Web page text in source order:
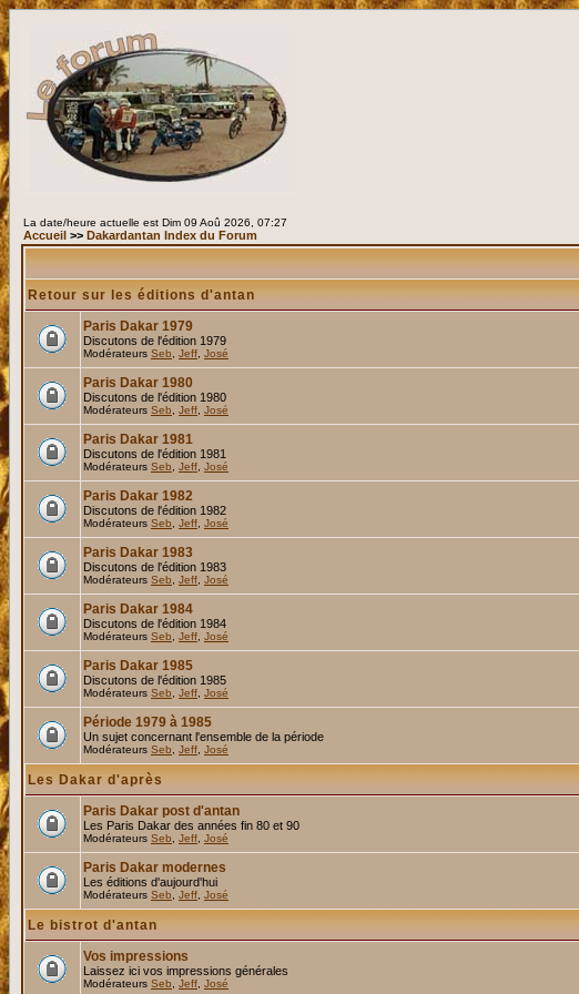
La date/heure actuelle est Dim 09 Aoû 2026, 07:27
Accueil >> Dakardantan Index du Forum
Retour sur les éditions d'antan
Paris Dakar 1979
Discutons de l'édition 1979
Modérateurs Seb Jeff José
Paris Dakar 1980
Discutons de l'édition 1980
Modérateurs Seb Jeff José
Paris Dakar 1981
Discutons de l'édition 1981
Modérateurs Seb Jeff José
Paris Dakar 1982
Discutons de l'édition 1982
Modérateurs Seb Jeff José
Paris Dakar 1983
Discutons de l'édition 1983
Modérateurs Seb Jeff José
Paris Dakar 1984
Discutons de l'édition 1984
Modérateurs Seb Jeff José
Paris Dakar 1985
Discutons de l'édition 1985
Modérateurs Seb Jeff José
Période 1979 à 1985
Un sujet concernant l'ensemble de la période
Modérateurs Seb Jeff José
Les Dakar d'après
Paris Dakar post d'antan
Les Paris Dakar des années fin 80 et 90
Modérateurs Seb Jeff José
Paris Dakar modernes
Les éditions d'aujourd'hui
Modérateurs Seb Jeff José
Le bistrot d'antan
Vos impressions
Laissez ici vos impressions générales
Modérateurs Seb Jeff José